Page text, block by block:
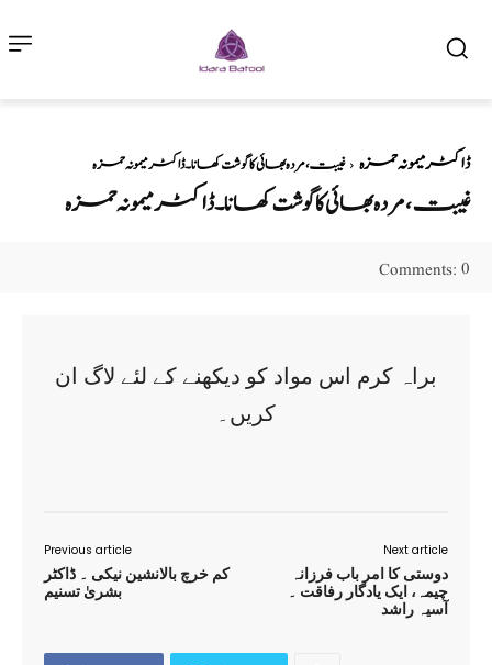
ڈاکٹر میمونہ حمزہ غیبت ،مردہ بھائی کا گوشت کھانا ۔ ڈاکٹر میمونہ حمزہ
غیبت ،مردہ بھائی کا گوشت کھانا ۔ ڈاکٹر میمونہ حمزہ
Comments: 0
براہ کرم اس مواد کو دیکھنے کے لئے لاگ ان
کریں۔
Previous article
کم خرچ بالانشین نیکی ۔ ڈاکٹر
بشریٰ تسنیم
Next article
دوستی کا امر باب فرزانہ
چیمہ، ایک یادگار رفاقت ۔
آسیہ راشد